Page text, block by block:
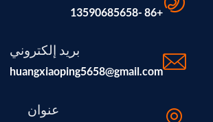
على التوريد
RoHS وREACH وISO9001
+86 -13590685658
بريد إلكتروني
huangxiaoping5658@gmail.com
عنوان